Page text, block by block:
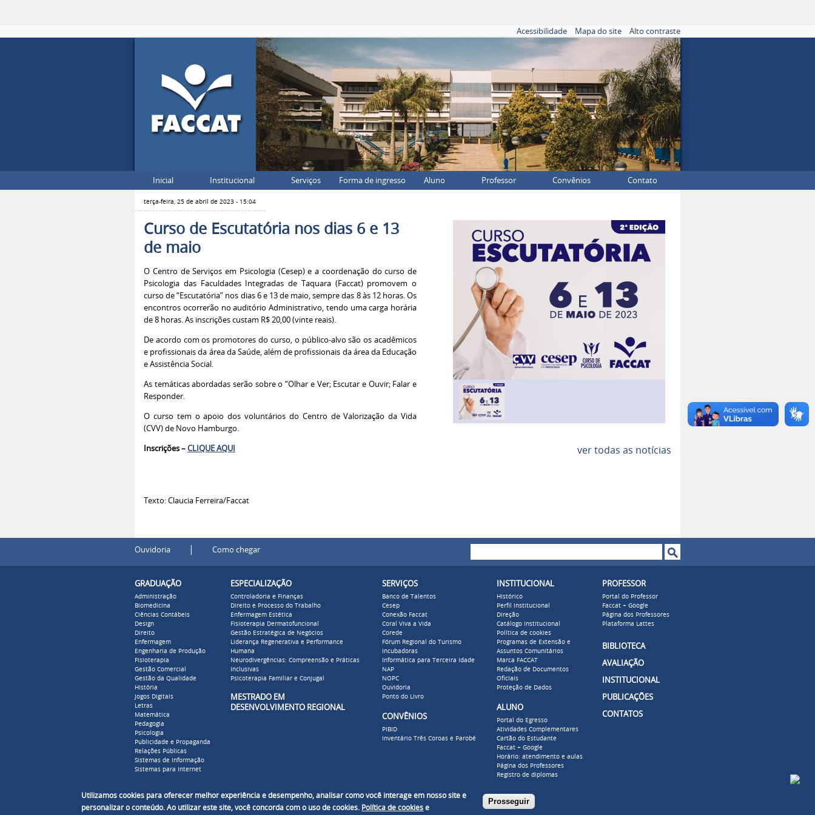
Alto contraste
Mapa do site
Acessibilidade
Inicial Institucional Serviços Forma de ingresso Aluno Professor Convênios Contato
terça-feira, 25 de abril de 2023 - 15:04
Curso de Escutatória nos dias 6 e 13
de maio
O Centro de Serviços em Psicologia (Cesep) e a coordenação do curso de
Psicologia das Faculdades Integradas de Taquara (Faccat) promovem o
curso de “Escutatória” nos dias 6 e 13 de maio, sempre das 8 às 12 horas. Os
encontros ocorrerão no auditório Administrativo, tendo uma carga horária
de 8 horas. As inscrições custam R$ 20,00 (vinte reais).
De acordo com os promotores do curso, o público-alvo são os acadêmicos
e profissionais da área da Saúde, além de profissionais da área da Educação
e Assistência Social.
As temáticas abordadas serão sobre o “Olhar e Ver; Escutar e Ouvir; Falar e
Responder.
O curso tem o apoio dos voluntários do Centro de Valorização da Vida
(CVV) de Novo Hamburgo.
Inscrições – CLIQUE AQUI
Texto: Claucia Ferreira/Faccat
ver todas as notícias
Ouvidoria | Como chegar
Formulário de busca
GRADUAÇÃO
Administração
Biomedicina
Ciências Contábeis
Design
Direito
Enfermagem
Engenharia de Produção
Fisioterapia
Gestão Comercial
Gestão da Qualidade
História
Jogos Digitais
Letras
Matemática
Pedagogia
Psicologia
Publicidade e Propaganda
Relações Públicas
Sistemas de Informação
Sistemas para Internet
ESPECIALIZAÇÃO
Controladoria e Finanças
Direito e Processo do Trabalho
Enfermagem Estética
Fisioterapia Dermatofuncional
Gestão Estratégica de Negócios
Liderança Regenerativa e Performance
Humana
Neurodivergências: Compreensão e Práticas
Inclusivas
Psicoterapia Familiar e Conjugal
MESTRADO EM
DESENVOLVIMENTO REGIONAL
SERVIÇOS
Banco de Talentos
Cesep
Conexão Faccat
Coral Viva a Vida
Corede
Fórum Regional do Turismo
Incubadoras
Informática para Terceira Idade
NAP
NOPC
Ouvidoria
Ponto do Livro
CONVÊNIOS
PIBID
Inventário Três Coroas e Parobé
INSTITUCIONAL
Histórico
Perfil institucional
Direção
Catálogo Institucional
Política de cookies
Programas de Extensão e
Assuntos Comunitários
Marca FACCAT
Redação de Documentos
Oficiais
Proteção de Dados
ALUNO
Portal do Egresso
Atividades Complementares
Cartão do Estudante
Faccat + Google
Horário: atendimento e aulas
Página dos Professores
Registro de diplomas
PROFESSOR
Portal do Professor
Faccat + Google
Página dos Professores
Plataforma Lattes
BIBLIOTECA
AVALIAÇÃO
INSTITUCIONAL
PUBLICAÇÕES
CONTATOS
Utilizamos cookies para oferecer melhor experiência e desempenho, analisar como você interage em nosso site e
personalizar o conteúdo. Ao utilizar este site, você concorda com o uso de cookies. Política de cookies e
Prosseguir